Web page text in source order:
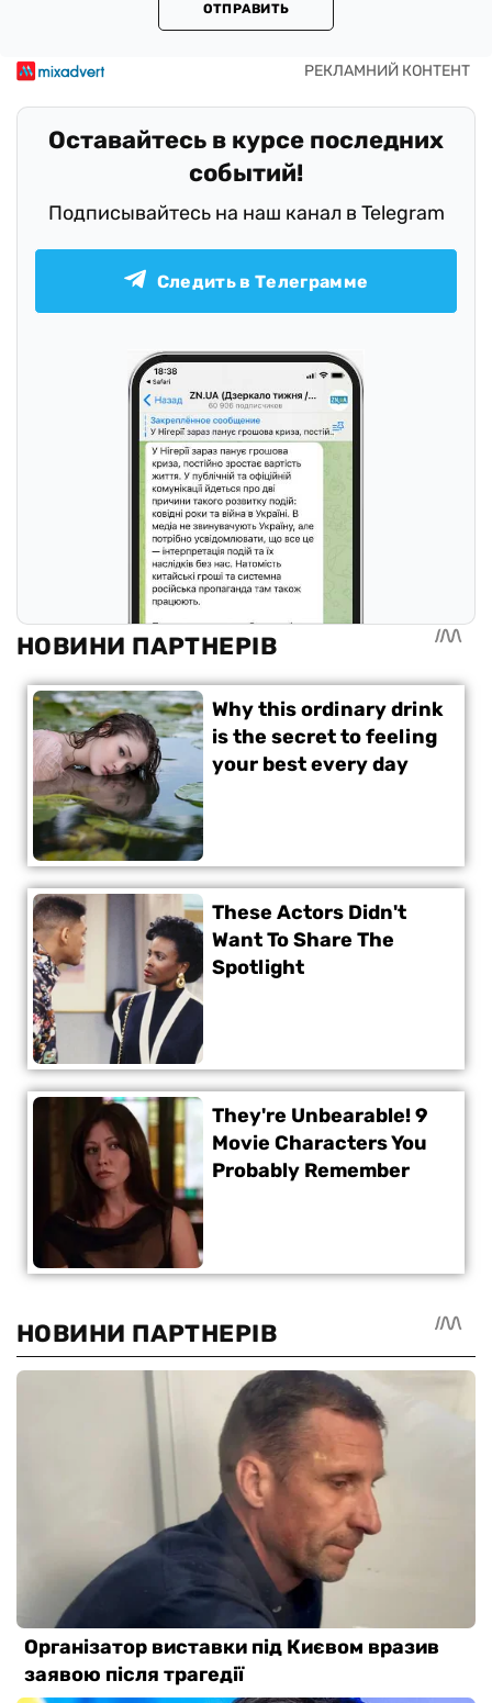
ОТПРАВИТЬ
Оставайтесь в курсе последних
событий!
Подписывайтесь на наш канал в Telegram
Следить в Телеграмме